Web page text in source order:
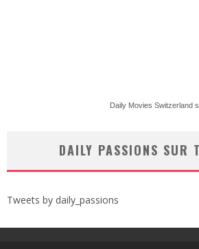
Daily Movies Switzerland
DAILY PASSIONS SUR
Tweets by daily_passions